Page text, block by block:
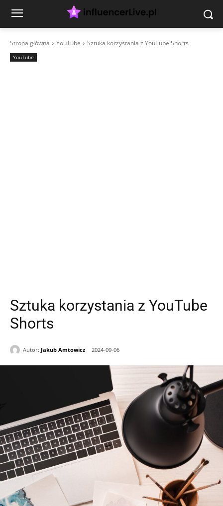
Strona główna YouTube Sztuka korzystania z YouTube Shorts
YouTube
Sztuka korzystania z YouTube
Shorts
Autor: Jakub Amtowicz 2024-09-06